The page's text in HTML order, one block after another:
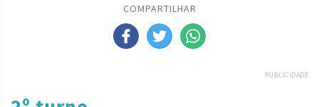
COMPARTILHAR
PUBLICIDADE